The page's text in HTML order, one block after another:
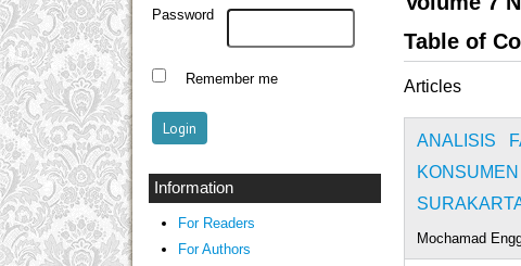
Password
Remember me
Information
For Readers
For Authors
Table of
Articles
ANALISIS
Mochamad